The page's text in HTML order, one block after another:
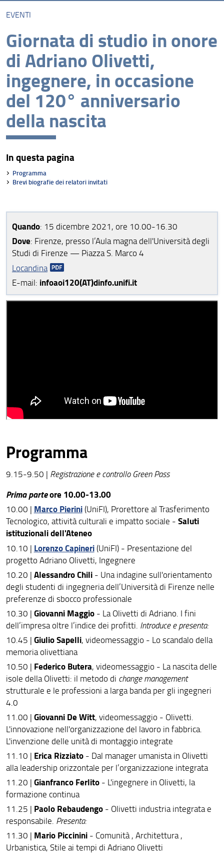
EVENTI
Giornata di studio in onore
di Adriano Olivetti,
ingegnere, in occasione
del 120° anniversario
della nascita
In questa pagina
Programma
Brevi biografie dei relatori invitati
Quando: 15 dicembre 2021, ore 10.00-16.30
Dove: Firenze, presso l’Aula magna dell'Università degli
Studi di Firenze — Piazza S. Marco 4
Locandina
E-mail: infoaoi120(AT)dinfo.unifi.it
Programma
9.15-9.50 | Registrazione e controllo Green Pass
Prima parteore 10.00-13.00
10.00 | Marco Pierini(UniFI), Prorettore al Trasferimento
Tecnologico, attività culturali e impatto sociale - Saluti
istituzionali dell'Ateneo
10.10 | Lorenzo Capineri (UniFI) - Presentazione del
progetto Adriano Olivetti, Ingegnere
10.20 | Alessandro Chili - Una indagine sull'orientamento
degli studenti di ingegneria dell’Università di Firenze nelle
preferenze di sbocco professionale
10.30 | Giovanni Maggio - La Olivetti di Adriano. I fini
dell’impresa oltre l’indice dei profitti. Introduce e presenta:
10.45 | Giulio Sapelli, videomessaggio - Lo scandalo della
memoria olivettiana
10.50 | Federico Butera, videomessaggio - La nascita delle
isole della Olivetti: il metodo di change management
strutturale e le professioni a larga banda per gli ingegneri
4.0
11.00 | Giovanni De Witt, videomessaggio - Olivetti.
L'innovazione nell'organizzazione del lavoro in fabbrica.
L'invenzione delle unità di montaggio integrate
11.10 | Erica Rizziato- Dal manager umanista in Olivetti
alla leadership orizzontale per l’organizzazione integrata
11.20 | Gianfranco Ferlito- L'ingegnere in Olivetti, la
formazione continua
11.25 | Paolo Rebaudengo - Olivetti industria integrata e
responsabile. Presenta:
11.30 | Mario Piccinini- Comunità , Architettura ,
Urbanistica, Stile ai tempi di Adriano Olivetti
Eventi
Unità di ricerca UniFI
Gruppi di lavoro
Indagini sugli orientamenti degli studenti